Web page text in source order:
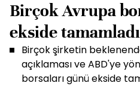
Birçok Avrupa
ekside tamamladı
Birçok şirketin
açıklaması ve ABD'ye
borsaları günü ekside